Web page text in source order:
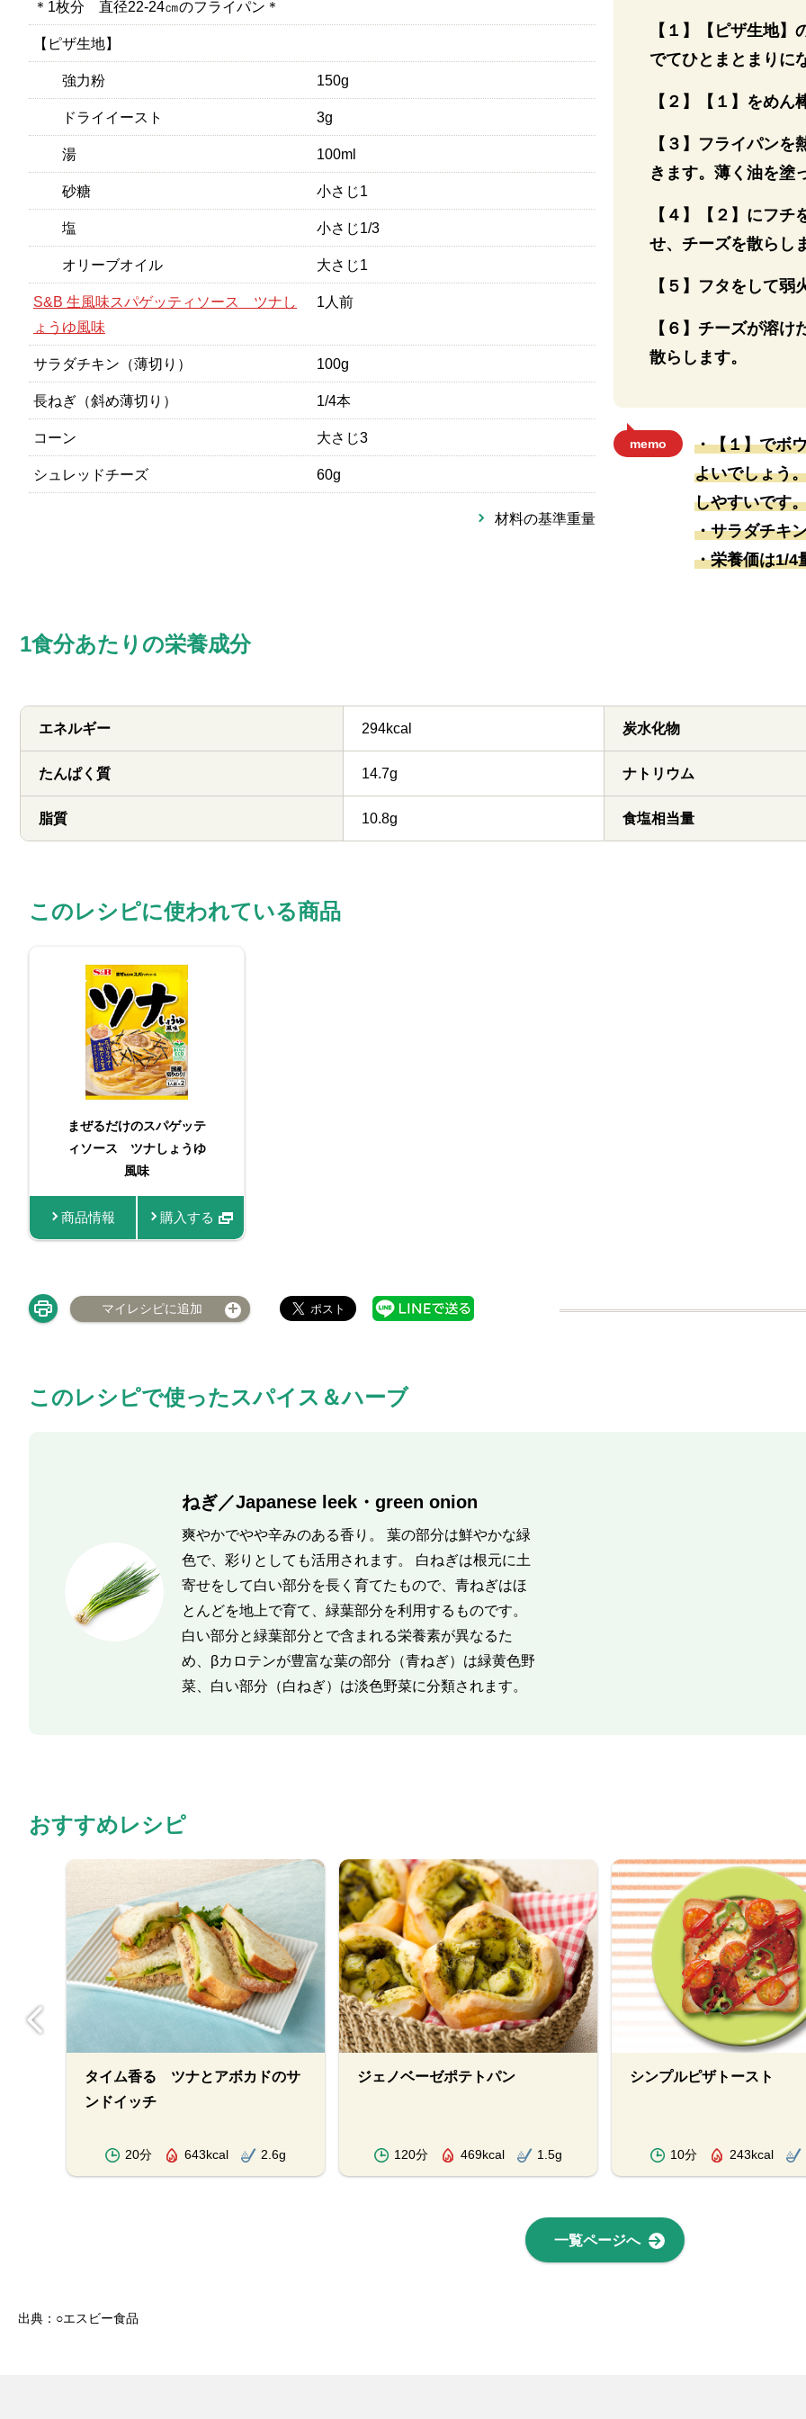
＊1枚分 直径22-24㎝のフライパン＊
【ピザ生地】
強力粉 150g
ドライイースト 3g
湯 100ml
砂糖 小さじ1
塩 小さじ1/3
オリーブオイル 大さじ1
S&B 生風味スパゲッティソース ツナし
ょうゆ風味
1人前
サラダチキン（薄切り） 100g
長ねぎ（斜め薄切り） 1/4本
コーン 大さじ3
シュレッドチーズ 60g
材料の基準重量
【１】【ピザ生地
でてひとまとまりに
【２】【１】をめ
【３】フライパン
きます。薄く油を塗
【４】【２】にフ
せ、チーズを散らし
【５】フタをして
【６】チーズが溶
散らします。
memo
・【１】でボ
よいでしょう
しやすいです
・サラダチキ
・栄養価は1/4
1食分あたりの栄養成分
エネルギー 294kcal
たんぱく質 14.7g
脂質 10.8g
炭水化物
ナトリウム
食塩相当量
このレシピに使われている商品
まぜるだけのスパゲッテ
ィソース ツナしょうゆ
風味
商品情報 購入する
マイレシピに追加
このレシピで使ったスパイス＆ハーブ
ねぎ／Japanese leek・green onion
爽やかでやや辛みのある香り。 葉の部分は鮮やかな緑
色で、彩りとしても活用されます。 白ねぎは根元に土
寄せをして白い部分を長く育てたもので、青ねぎはほ
とんどを地上で育て、緑葉部分を利用するものです。
白い部分と緑葉部分とで含まれる栄養素が異なるた
め、βカロテンが豊富な葉の部分（青ねぎ）は緑黄色野
菜、白い部分（白ねぎ）は淡色野菜に分類されます。
おすすめレシピ
タイム香る ツナとアボカドのサ
ンドイッチ
20分 643kcal 2.6g
ジェノベーゼポテトパン
120分 469kcal 1.5g
シンプルピザトースト
10分 243kcal
一覧ページへ
出典：○エスビー食品